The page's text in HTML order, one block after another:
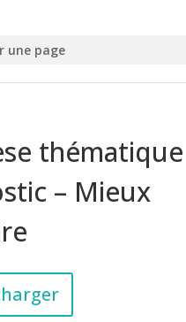
une page
– Mieux